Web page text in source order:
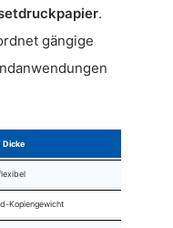
.
gängige
Dicke
Kopiengewicht